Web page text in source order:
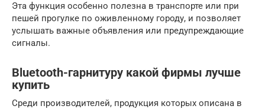
Эта функция особенно полезна в транспорте или при
пешей прогулке по оживленному городу, и позволяет
услышать важные объявления или предупреждающие
сигналы.
Вluetooth-гарнитуру какой фирмы лучше
купить
Среди производителей, продукция которых описана в